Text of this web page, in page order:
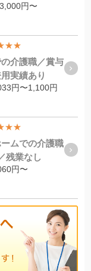
円〜
介護職／賞与
実績あり
円〜1,100円
ムでの介護職
残業なし
円〜